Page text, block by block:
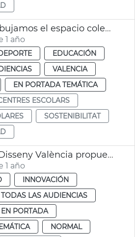
Proyecto Redibujamos el espacio colegios València
1 año
EDUCACIÓN
VALENCIA
EN PORTADA TEMÁTICA
ESCOLARS
SOSTENIBILITAT
Consell Local Disseny València propuestas dana
1 año
INNOVACIÓN
TODAS LAS AUDIENCIAS
EN PORTADA
NORMAL